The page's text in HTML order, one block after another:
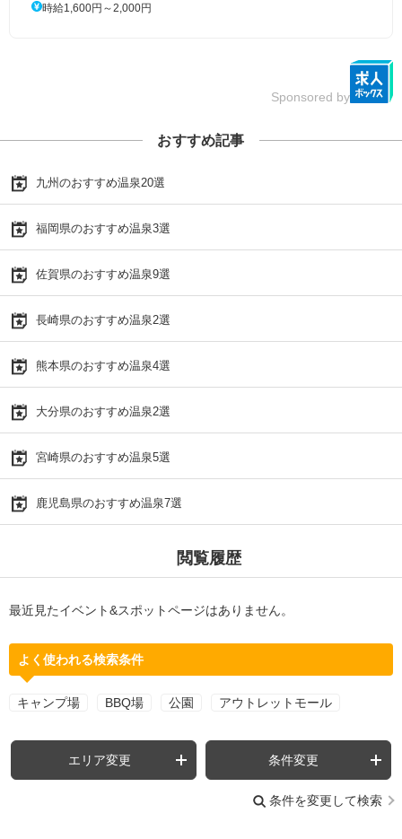
時給1,600円～2,000円
Sponsored by
おすすめ記事
九州のおすすめ温泉20選
福岡県のおすすめ温泉3選
佐賀県のおすすめ温泉9選
長崎県のおすすめ温泉2選
熊本県のおすすめ温泉4選
大分県のおすすめ温泉2選
宮崎県のおすすめ温泉5選
鹿児島県のおすすめ温泉7選
閲覧履歴
最近見たイベント&スポットページはありません。
よく使われる検索条件
キャンプ場 BBQ場 公園 アウトレットモール
エリア変更 条件変更
条件を変更して検索